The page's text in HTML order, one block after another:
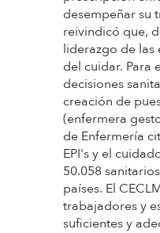
desempeñar su
reivindicó que,
liderazgo de
del cuidar. Para
decisiones
creación de
(enfermera
de Enfermería
EPI's y el
50.058
países. El
trabajadores y
suficientes y